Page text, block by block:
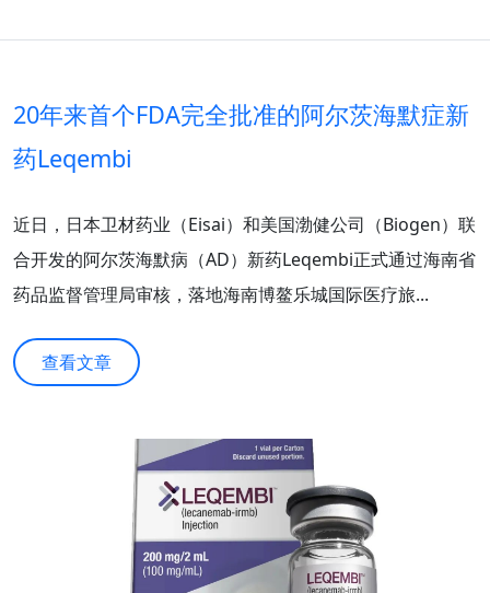
20年来首个FDA完全批准的阿尔茨海默症新
药Leqembi
近日，日本卫材药业（Eisai）和美国渤健公司（Biogen）联
合开发的阿尔茨海默病（AD）新药Leqembi正式通过海南省
药品监督管理局审核，落地海南博鳌乐城国际医疗旅...
查看文章